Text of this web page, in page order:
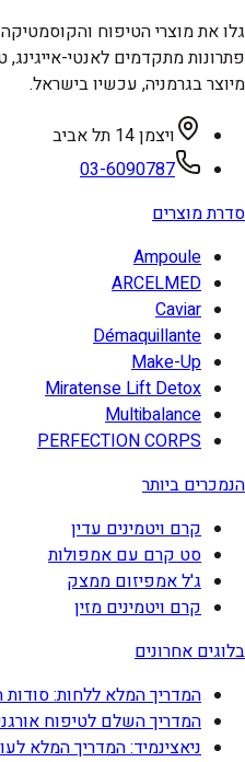
פתרונות מתקדמים לאנטי-אייגינג,
מיוצר בגרמניה, עכשיו בישראל.
ויצמן 14 תל אביב
03-6090787
סדרת מוצרים
Ampoule
ARCELMED
Caviar
Démaquillante
Make-Up
Miratense Lift Detox
Multibalance
PERFECTION CORPS
הנמכרים ביותר
קרם ויטמינים עדין
סט קרם עם אמפולות
ג'ל אמפיזום ממצק
קרם ויטמינים מזין
בלוגים אחרונים
המדריך המלא ללחות: סודות
המדריך השלם לטיפוח
ניאצינמיד: המדריך המלא